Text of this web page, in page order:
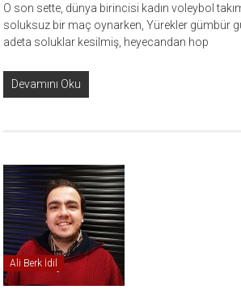
O son sette, dünya birincisi kadın voleybol
soluksuz bir maç oynarken, Yürekler gümbür
adeta soluklar kesilmiş, heyecandan hop
Devamını Oku
Ali Berk İdil